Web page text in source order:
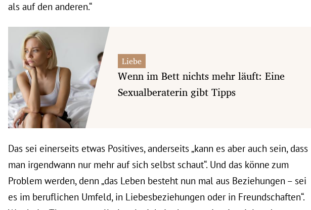
als auf den anderen.“
Liebe
Wenn im Bett nichts mehr läuft: Eine
Sexualberaterin gibt Tipps
Das sei einerseits etwas Positives, anderseits „kann es aber auch sein, dass
man irgendwann nur mehr auf sich selbst schaut“. Und das könne zum
Problem werden, denn „das Leben besteht nun mal aus Beziehungen – sei
es im beruflichen Umfeld, in Liebesbeziehungen oder in Freundschaften“.